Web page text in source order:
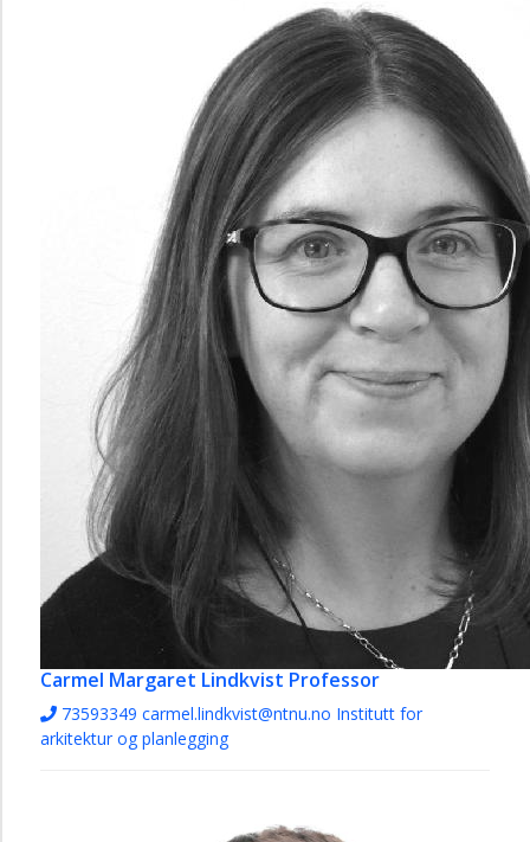
Carmel Margaret Lindkvist Professor
73593349 carmel.lindkvist@ntnu.no Institutt for
arkitektur og planlegging